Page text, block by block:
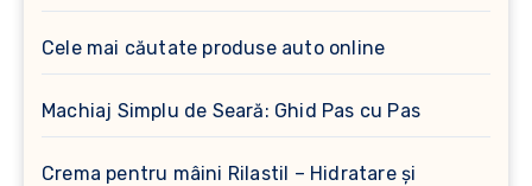
Cele mai căutate produse auto online
Machiaj Simplu de Seară: Ghid Pas cu Pas
Crema pentru mâini Rilastil – Hidratare și